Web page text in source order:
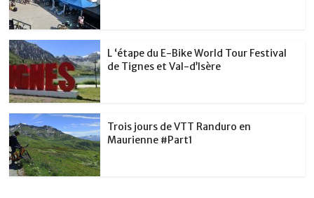
L ‘étape du E-Bike World Tour Festival
de Tignes et Val-d’Isère
Trois jours de VTT Randuro en
Maurienne #Part1